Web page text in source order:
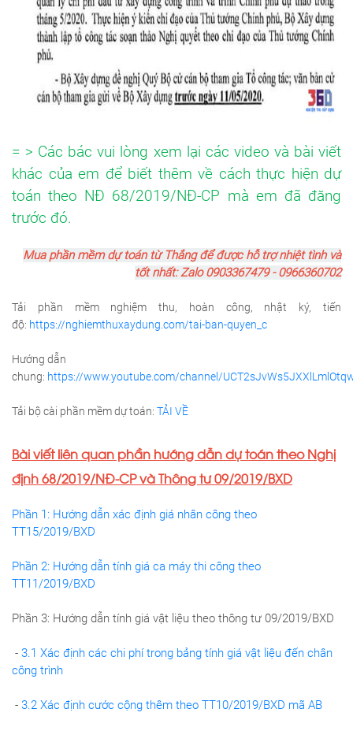
= > Các bác vui lòng xem lại các video và bài viết
khác của em để biết thêm về cách thực hiện dự
toán theo NĐ 68/2019/NĐ-CP mà em đã đăng
trước đó.
Mua phần mềm dự toán từ Thắng để được hỗ trợ nhiệt tình và
tốt nhất: Zalo 0903367479 - 0966360702
Tải phần mềm nghiệm thu, hoàn công, nhật ký, tiến
độ: https://nghiemthuxaydung.com/tai-ban-quyen_c
Hướng dẫn
chung: https://www.youtube.com/channel/
Tải bộ cài phần mềm dự toán: TẢI VỀ
Bài viết liên quan phần hướng dẫn dự toán theo Nghị
định 68/2019/NĐ-CP và Thông tư 09/2019/BXD
Phần 1: Hướng dẫn xác định giá nhân công theo
TT15/2019/BXD
Phần 2: Hướng dẫn tính giá ca máy thi công theo
TT11/2019/BXD
Phần 3: Hướng dẫn tính giá vật liệu theo thông tư 09/2019/BXD
- 3.1 Xác định các chi phí trong bảng tính giá vật liệu đến chân
công trình
- 3.2 Xác định cước cộng thêm theo TT10/2019/BXD mã AB